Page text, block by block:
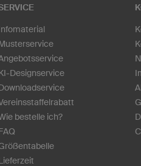
Designservice
bestelle ich?